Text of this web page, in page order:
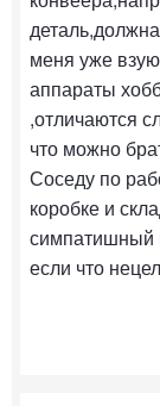
меня уже
аппараты
,отличаются
что можно
Соседу по
коробке и
симпатишный
если что